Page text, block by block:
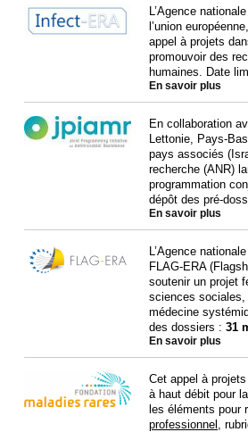
L’Agence
l’union
appel à projets
promouvoir des
humaines. Date
En savoir plus
En collaboration
Lettonie, Pays-
pays associés
recherche (ANR)
programmation
dépôt des pré-
En savoir plus
L’Agence
FLAG-ERA
soutenir un projet
sciences sociales,
médecine
des dossiers : 31
En savoir plus
Cet appel à
à haut débit pour
les éléments pour
professionnel ,